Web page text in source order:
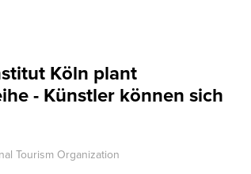
Köln plant
- Künstler können sich
Tourism Organization